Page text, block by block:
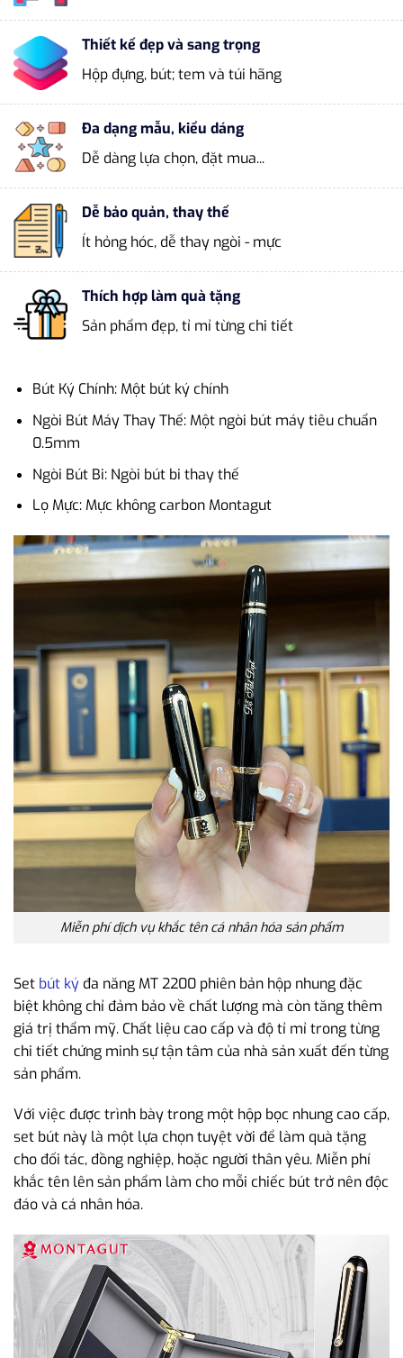
Thiết kế đẹp và sang trọng
Hộp đựng, bút; tem và túi hãng
Đa dạng mẫu, kiểu dáng
Dễ dàng lựa chọn, đặt mua...
Dễ bảo quản, thay thế
Ít hỏng hóc, dễ thay ngòi - mực
Thích hợp làm quà tặng
Sản phẩm đẹp, tỉ mỉ từng chi tiết
Bút Ký Chính: Một bút ký chính
Ngòi Bút Máy Thay Thế: Một ngòi bút máy tiêu chuẩn
0.5mm
Ngòi Bút Bi: Ngòi bút bi thay thế
Lọ Mực: Mực không carbon Montagut
Miễn phí dịch vụ khắc tên cá nhân hóa sản phẩm
Set bút ký đa năng MT 2200 phiên bản hộp nhung đặc
biệt không chỉ đảm bảo về chất lượng mà còn tăng thêm
giá trị thẩm mỹ. Chất liệu cao cấp và độ tỉ mỉ trong từng
chi tiết chứng minh sự tận tâm của nhà sản xuất đến từng
sản phẩm.
Với việc được trình bày trong một hộp bọc nhung cao cấp,
set bút này là một lựa chọn tuyệt vời để làm quà tặng
cho đối tác, đồng nghiệp, hoặc người thân yêu. Miễn phí
khắc tên lên sản phẩm làm cho mỗi chiếc bút trở nên độc
đáo và cá nhân hóa.